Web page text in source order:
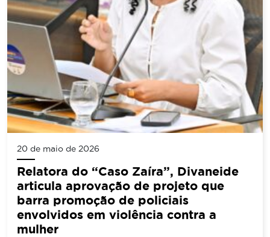
20 de maio de 2026
Relatora do “Caso Zaíra”, Divaneide
articula aprovação de projeto que
barra promoção de policiais
envolvidos em violência contra a
mulher